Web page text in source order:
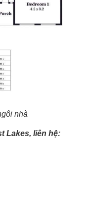
nhà
Lakes, liên hệ: